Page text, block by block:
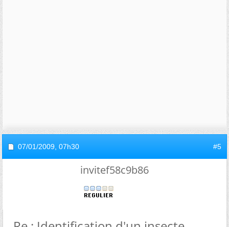
07/01/2009, 07h30 #5
invitef58c9b86